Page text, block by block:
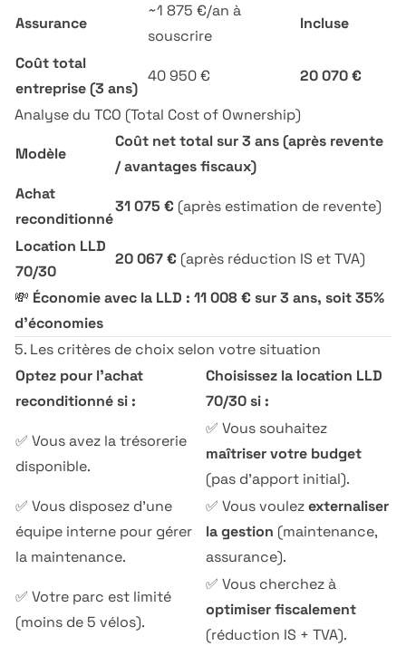
Assurance
~1 875 €/an à
souscrire
Incluse
Coût total
entreprise (3 ans)
40 950 € 20 070 €
Analyse du TCO (Total Cost of Ownership)
Modèle
Coût net total sur 3 ans (après revente
/ avantages fiscaux)
Achat
reconditionné
31 075 € (après estimation de revente)
Location LLD
70/30
20 067 € (après réduction IS et TVA)
💸 Économie avec la LLD : 11 008 € sur 3 ans, soit 35%
d'économies
5. Les critères de choix selon votre situation
Optez pour l'achat
reconditionné si :
Choisissez la location LLD
70/30 si :
✅ Vous avez la trésorerie
disponible.
✅ Vous souhaitez
maîtriser votre budget
(pas d'apport initial).
✅ Vous disposez d'une
équipe interne pour gérer
la maintenance.
✅ Vous voulezexternaliser
la gestion (maintenance,
assurance).
✅ Votre parc est limité
(moins de 5 vélos).
✅ Vous cherchez à
optimiser fiscalement
(réduction IS + TVA).